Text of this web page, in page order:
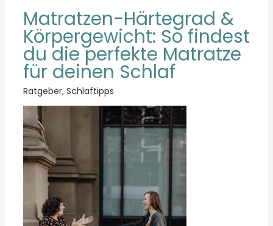
Matratzen-Härtegrad &
Körpergewicht: So findest
du die perfekte Matratze
für deinen Schlaf
Ratgeber, Schlaftipps